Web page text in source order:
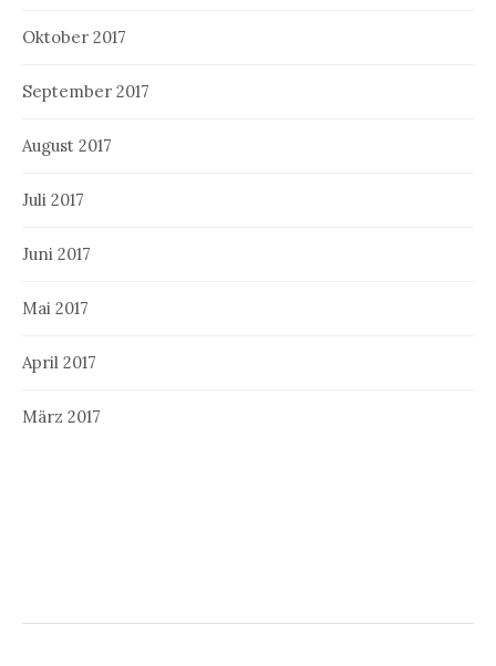
Oktober 2017
September 2017
August 2017
Juli 2017
Juni 2017
Mai 2017
April 2017
März 2017